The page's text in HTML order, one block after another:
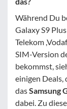
Während Du
Galaxy S9
Telekom
SIM-Version
bekommst,
einigen Deals,
dasSamsung
dabei. Zu